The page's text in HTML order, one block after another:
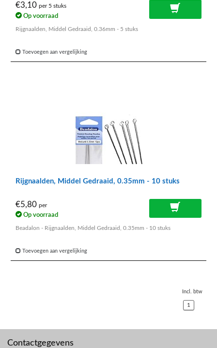
€3,10 per 5 stuks
Op voorraad
Rijgnaalden, Middel Gedraaid, 0.36mm - 5 stuks
Toevoegen aan vergelijking
Rijgnaalden, Middel Gedraaid, 0.35mm - 10 stuks
€5,80 per
Op voorraad
Beadalon - Rijgnaalden, Middel Gedraaid, 0.35mm - 10 stuks
Toevoegen aan vergelijking
Incl. btw
1
Contactgegevens